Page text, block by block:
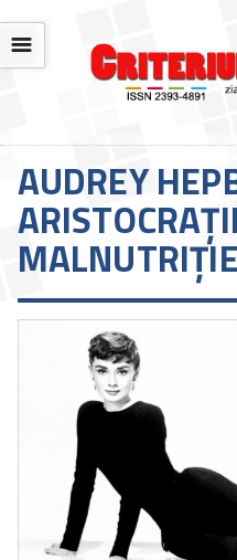
☰
AUDREY
MALNUTRIȚIE